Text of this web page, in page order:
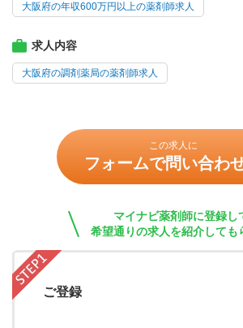
大阪府の年収600万円以上の薬剤師求人
求人内容
大阪府の調剤薬局の薬剤師求人
この求人に
フォームで問い合わ
マイナビ薬剤師に登録し
希望通りの求人を紹介しても
ご登録